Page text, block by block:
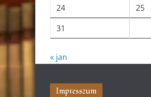
24
25
31
« jan
Impresszum